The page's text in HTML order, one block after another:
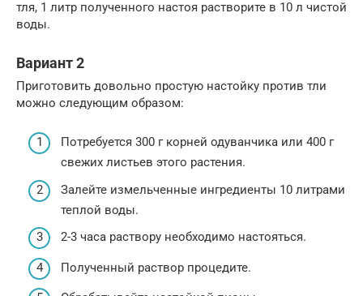
тля, 1 литр полученного настоя растворите в 10 л чистой
воды.
Вариант 2
Приготовить довольно простую настойку против тли
можно следующим образом:
Потребуется 300 г корней одуванчика или 400 г
свежих листьев этого растения.
Залейте измельченные ингредиенты 10 литрами
теплой воды.
2-3 часа раствору необходимо настояться.
Полученный раствор процедите.